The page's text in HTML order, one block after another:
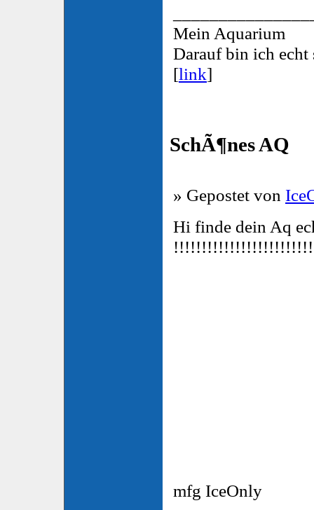
Mein Aquarium
Darauf bin ich
[link]
SchÃ¶nes AQ
» Gepostet von
Hi finde dein Aq
!!!!!!!!!!!!!!!!!!!!!!!!!
mfg IceOnly